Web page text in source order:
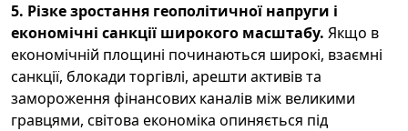
5. Різке зростання геополітичної напруги і
економічні санкції широкого масштабу. Якщо в
економічній площині починаються широкі, взаємні
санкції, блокади торгівлі, арешти активів та
замороження фінансових каналів між великими
гравцями, світова економіка опиняється під